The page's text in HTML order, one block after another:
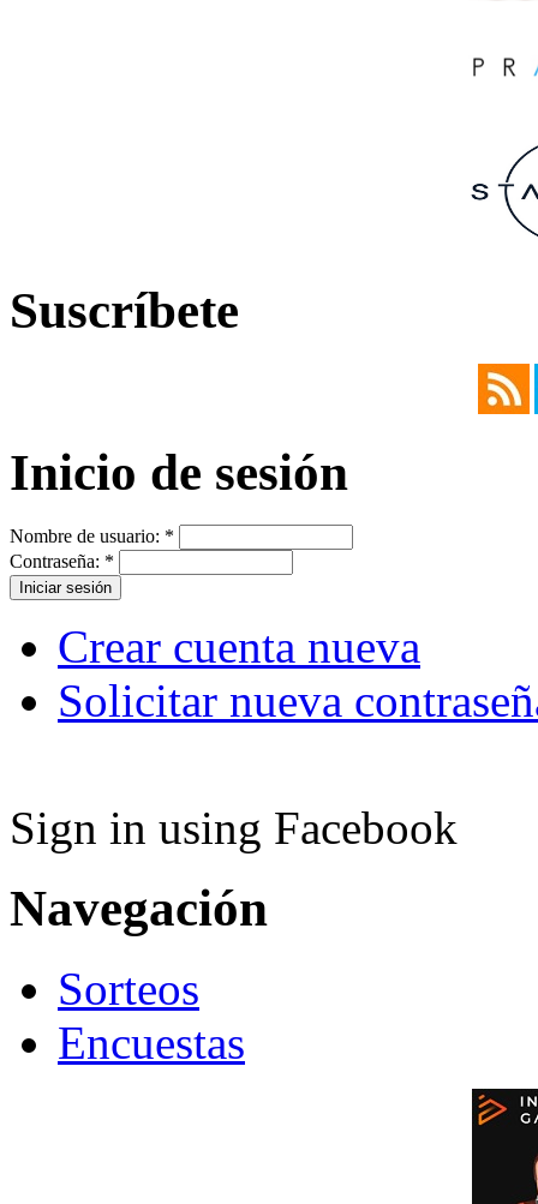
Suscríbete
Inicio de sesión
Nombre de usuario: *
Contraseña: *
Crear cuenta nueva
Solicitar nueva
Sign in using Facebook
Navegación
Sorteos
Encuestas